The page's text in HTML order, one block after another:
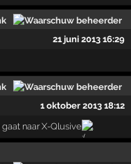
21 juni 2013 16:29
1 oktober 2013 18:12
naar X-Qlusive .